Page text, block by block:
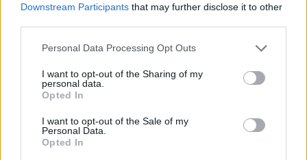
Downstream Participants that may further disclose it to other
Personal Data Processing Opt Outs
I want to opt-out of the Sharing of my
personal data.
Opted In
I want to opt-out of the Sale of my
Personal Data.
Opted In